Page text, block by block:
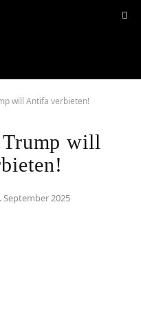
will Antifa verbieten!
Trump will
September 2025